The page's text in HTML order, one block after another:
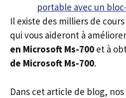
Il existe des milliers de
qui vous aideront à
en Microsoft Ms-700 et à
de Microsoft Ms-700.
Dans cet article de blog,